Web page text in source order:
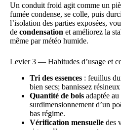
Un conduit froid agit comme un
fumée condense, se colle, puis
l’isolation des parties exposées,
de condensation et améliorez la
même par météo humide.
Levier 3 — Habitudes d’usage et
Tri des essences : feuillus
bien secs; bannissez
Quantité de bois adaptée
surdimensionnement d’un
bas régime.
Vérification mensuelle des